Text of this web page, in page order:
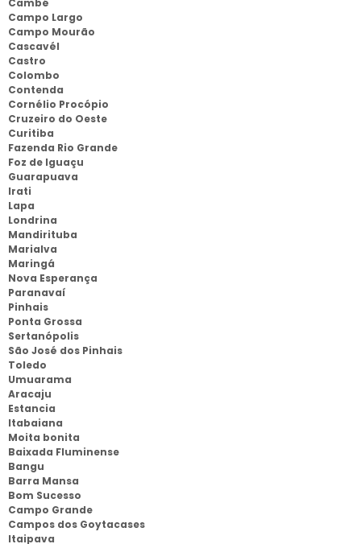
Cambé
Campo Largo
Campo Mourão
Cascavél
Castro
Colombo
Contenda
Cornélio Procópio
Cruzeiro do Oeste
Curitiba
Fazenda Rio Grande
Foz de Iguaçu
Guarapuava
Irati
Lapa
Londrina
Mandirituba
Marialva
Maringá
Nova Esperança
Paranavaí
Pinhais
Ponta Grossa
Sertanópolis
São José dos Pinhais
Toledo
Umuarama
Aracaju
Estancia
Itabaiana
Moita bonita
Baixada Fluminense
Bangu
Barra Mansa
Bom Sucesso
Campo Grande
Campos dos Goytacases
Itaipava